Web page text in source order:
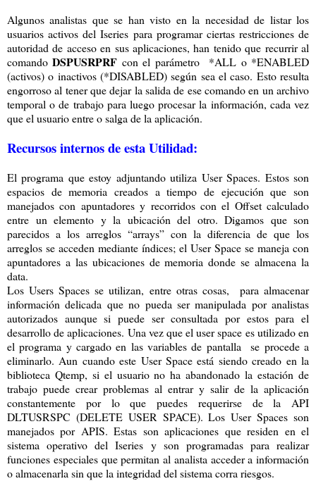
Algunos analistas que se han visto en la necesidad de listar los
usuarios activos del Iseries para programar ciertas restricciones de
autoridad de acceso en sus aplicaciones, han tenido que recurrir al
comandoDSPUSRPRF con el parámetro *ALL o *ENABLED
(activos) o inactivos (*DISABLED) según sea el caso. Esto resulta
engorroso al tener que dejar la salida de ese comando en un archivo
temporal o de trabajo para luego procesar la información, cada vez
que el usuario entre o salga de la aplicación.
Recursos internos de esta Utilidad:
El programa que estoy adjuntando utiliza User Spaces. Estos son
espacios de memoria creados a tiempo de ejecución que son
manejados con apuntadores y recorridos con el Offset calculado
entre un elemento y la ubicación del otro. Digamos que son
parecidos a los arreglos “arrays” con la diferencia de que los
arreglos se acceden mediante índices; el User Space se maneja con
apuntadores a las ubicaciones de memoria donde se almacena la
data.
Los Users Spaces se utilizan, entre otras cosas, para almacenar
información delicada que no pueda ser manipulada por analistas
autorizados aunque si puede ser consultada por estos para el
desarrollo de aplicaciones. Una vez que el user space es utilizado en
el programa y cargado en las variables de pantalla se procede a
eliminarlo. Aun cuando este User Space está siendo creado en la
biblioteca Qtemp, si el usuario no ha abandonado la estación de
trabajo puede crear problemas al entrar y salir de la aplicación
constantemente por lo que puedes requerirse de la API
DLTUSRSPC (DELETE USER SPACE). Los User Spaces son
manejados por APIS. Estas son aplicaciones que residen en el
sistema operativo del Iseries y son programadas para realizar
funciones especiales que permitan al analista acceder a información
o almacenarla sin que la integridad del sistema corra riesgos.